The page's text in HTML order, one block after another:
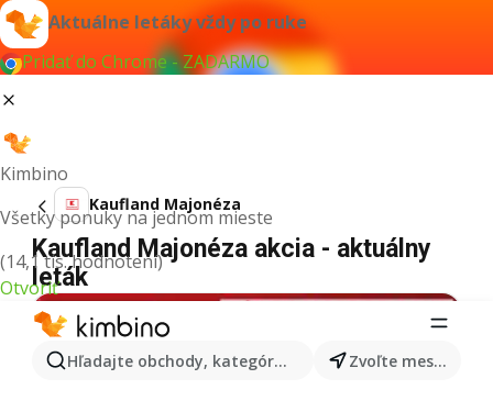
Aktuálne letáky vždy po ruke
Pridať do Chrome - ZADARMO
Kimbino
Všetky ponuky na jednom mieste
(14,1 tis. hodnotení)
Otvoriť
Hľadajte obchody, kategórie, produkty... Zvoľte mesto
Kaufland Majonéza
Kaufland Majonéza akcia - aktuálny
leták